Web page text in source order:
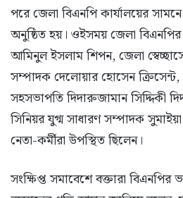
পরে জেলা বিএনপি কার্যালয়ের
অনুষ্ঠিত হয়। ওইসময় জেলা
আমিনুল ইসলাম শিপন, জেলা
সম্পাদক দেলোয়ার হোসেন ক্রিসেন্ট,
সহসভাপতি দিদারুজামান সিদ্দিকী
সিনিয়র যুগ্ম সাধারণ সম্পাদক
নেতা-কর্মীরা উপস্থিত ছিলেন।
সংক্ষিপ্ত সমাবেশে বক্তারা বিএনপির